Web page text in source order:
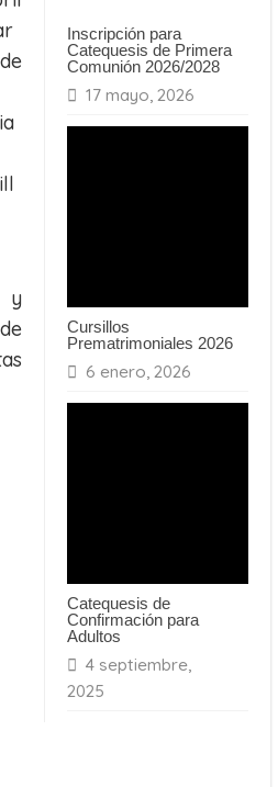
Inscripción para
Catequesis de Primera
Comunión 2026/2028
17 mayo, 2026
Cursillos
Prematrimoniales 2026
6 enero, 2026
Catequesis de
Confirmación para
Adultos
4 septiembre,
2025
y